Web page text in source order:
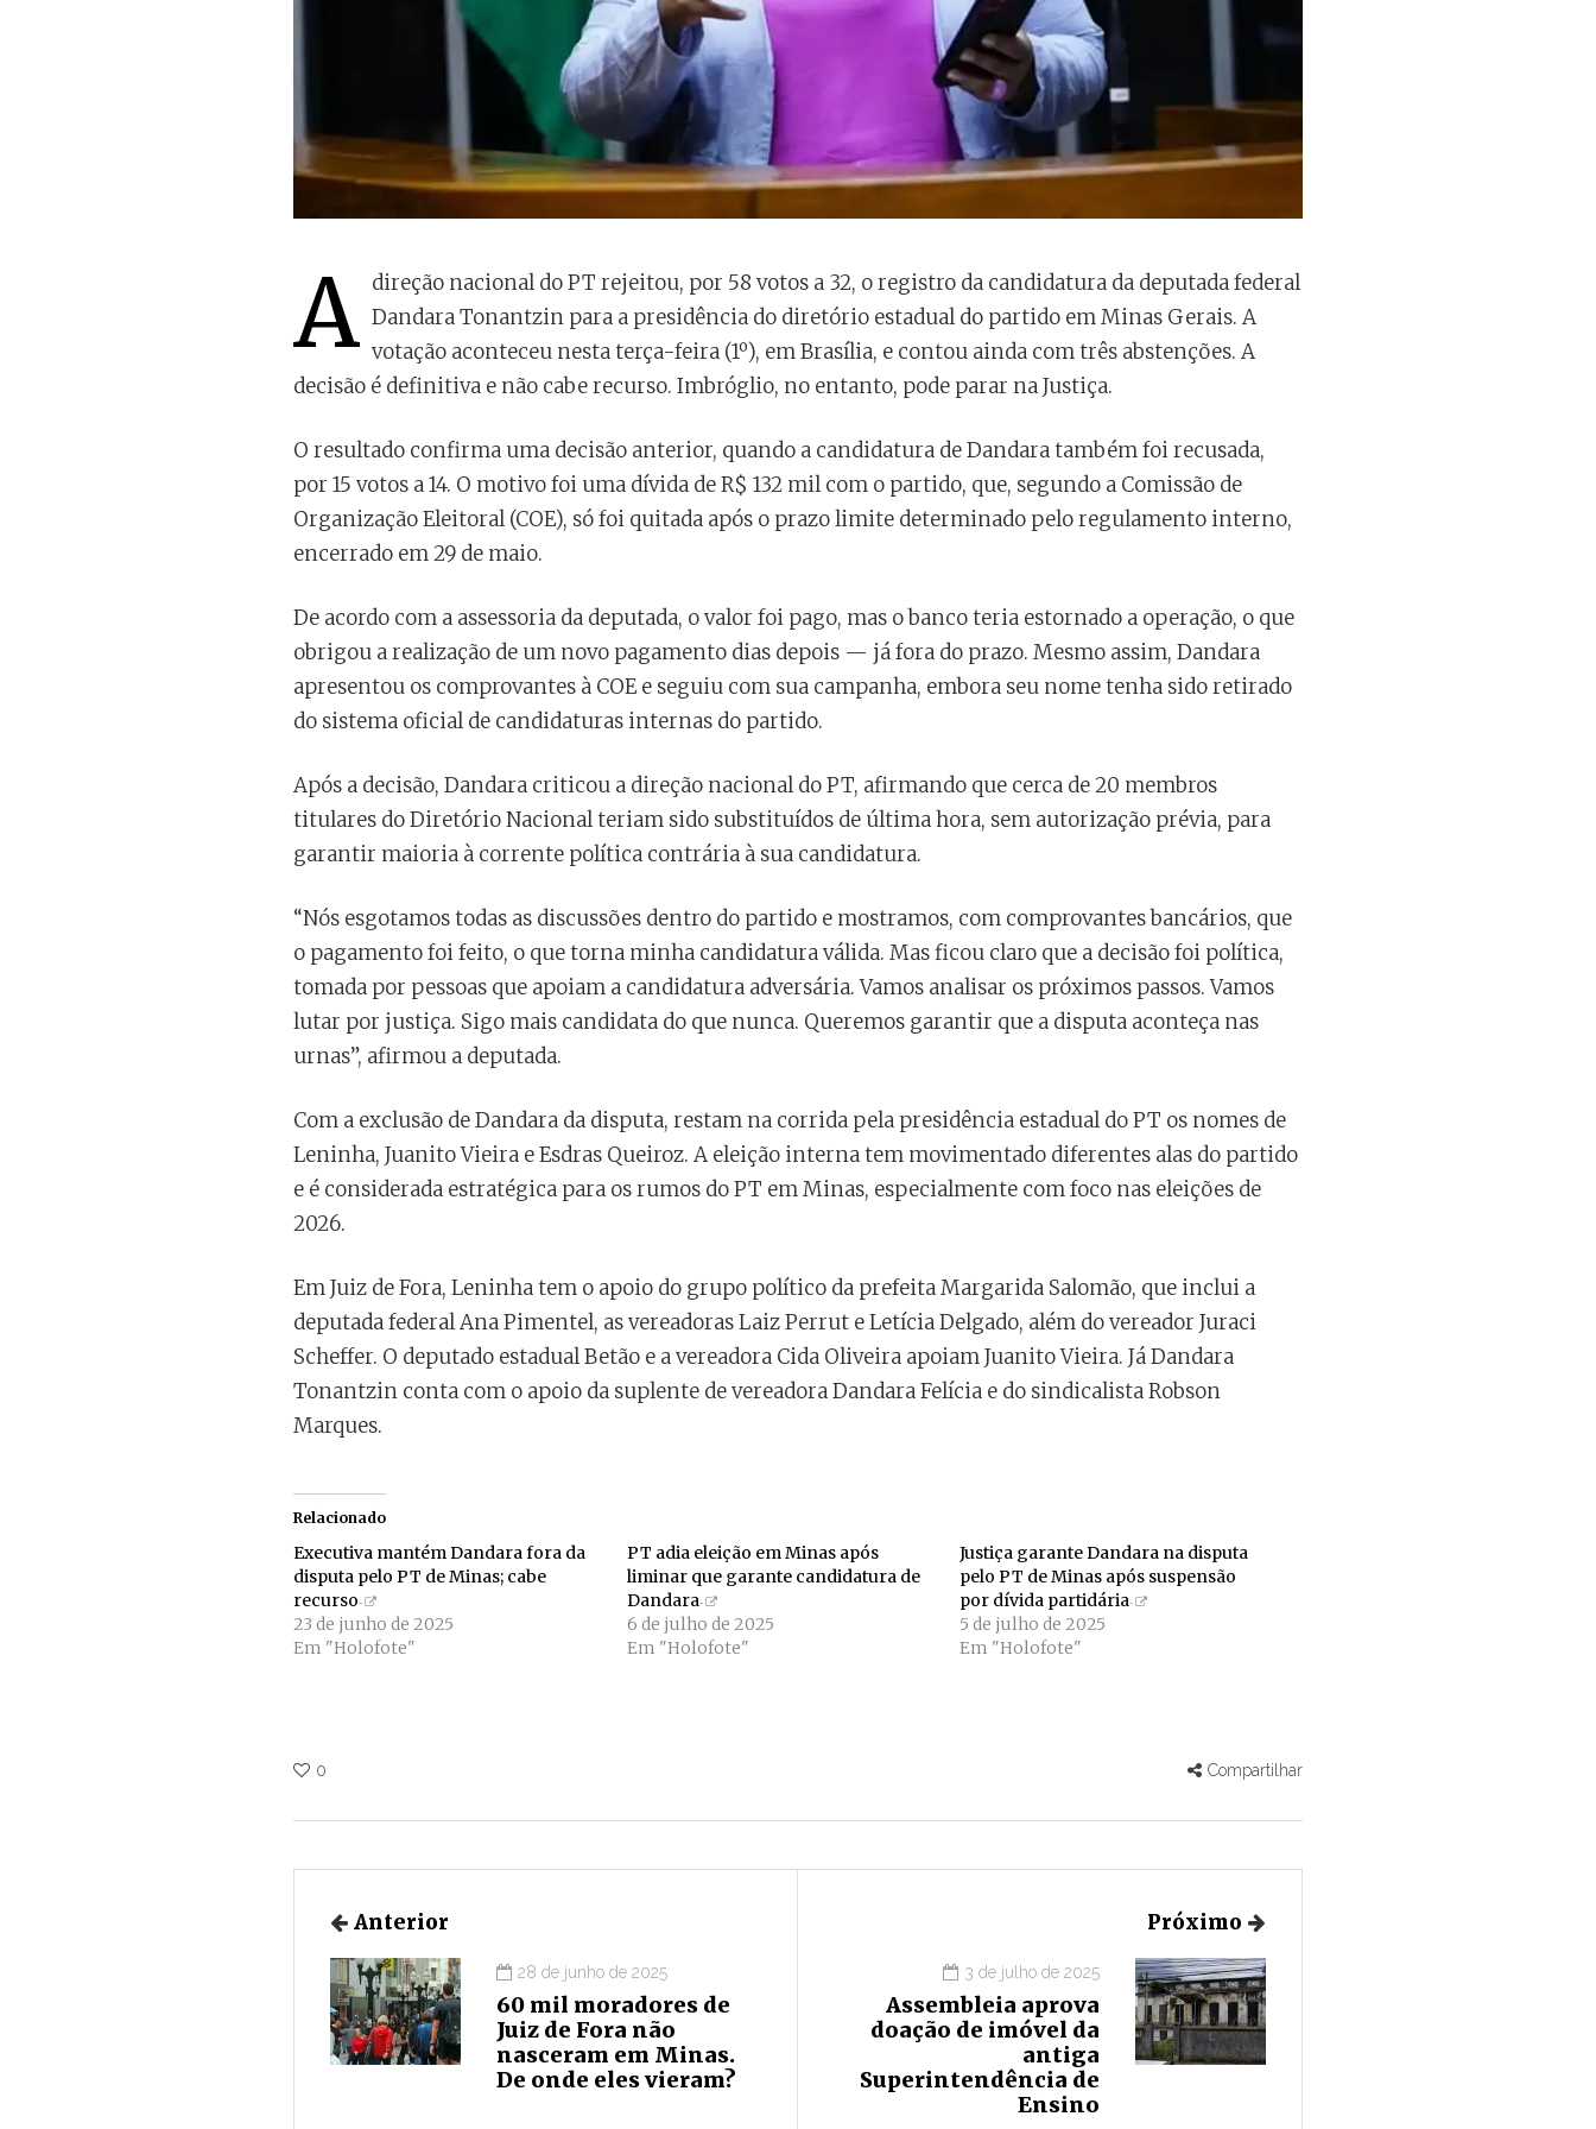
A direção nacional do PT rejeitou, por 58 votos a 32, o registro da candidatura da deputada federal
Dandara Tonantzin para a presidência do diretório estadual do partido em Minas Gerais. A
votação aconteceu nesta terça-feira (1º), em Brasília, e contou ainda com três abstenções. A
decisão é definitiva e não cabe recurso. Imbróglio, no entanto, pode parar na Justiça.
O resultado confirma uma decisão anterior, quando a candidatura de Dandara também foi recusada,
por 15 votos a 14. O motivo foi uma dívida de R$ 132 mil com o partido, que, segundo a Comissão de
Organização Eleitoral (COE), só foi quitada após o prazo limite determinado pelo regulamento interno,
encerrado em 29 de maio.
De acordo com a assessoria da deputada, o valor foi pago, mas o banco teria estornado a operação, o que
obrigou a realização de um novo pagamento dias depois — já fora do prazo. Mesmo assim, Dandara
apresentou os comprovantes à COE e seguiu com sua campanha, embora seu nome tenha sido retirado
do sistema oficial de candidaturas internas do partido.
Após a decisão, Dandara criticou a direção nacional do PT, afirmando que cerca de 20 membros
titulares do Diretório Nacional teriam sido substituídos de última hora, sem autorização prévia, para
garantir maioria à corrente política contrária à sua candidatura.
“Nós esgotamos todas as discussões dentro do partido e mostramos, com comprovantes bancários, que
o pagamento foi feito, o que torna minha candidatura válida. Mas ficou claro que a decisão foi política,
tomada por pessoas que apoiam a candidatura adversária. Vamos analisar os próximos passos. Vamos
lutar por justiça. Sigo mais candidata do que nunca. Queremos garantir que a disputa aconteça nas
urnas”, afirmou a deputada.
Com a exclusão de Dandara da disputa, restam na corrida pela presidência estadual do PT os nomes de
Leninha, Juanito Vieira e Esdras Queiroz. A eleição interna tem movimentado diferentes alas do partido
e é considerada estratégica para os rumos do PT em Minas, especialmente com foco nas eleições de
2026.
Em Juiz de Fora, Leninha tem o apoio do grupo político da prefeita Margarida Salomão, que inclui a
deputada federal Ana Pimentel, as vereadoras Laiz Perrut e Letícia Delgado, além do vereador Juraci
Scheffer. O deputado estadual Betão e a vereadora Cida Oliveira apoiam Juanito Vieira. Já Dandara
Tonantzin conta com o apoio da suplente de vereadora Dandara Felícia e do sindicalista Robson
Marques.
Relacionado
Executiva mantém Dandara fora da
disputa pelo PT de Minas; cabe
recurso
23 de junho de 2025
Em "Holofote"
PT adia eleição em Minas após
liminar que garante candidatura de
Dandara
6 de julho de 2025
Em "Holofote"
Justiça garante Dandara na disputa
pelo PT de Minas após suspensão
por dívida partidária
5 de julho de 2025
Em "Holofote"
0 Compartilhar
Anterior
28 de junho de 2025
60 mil moradores de
Juiz de Fora não
nasceram em Minas.
De onde eles vieram?
Próximo
3 de julho de 2025
Assembleia aprova
doação de imóvel da
antiga
Superintendência de
Ensino